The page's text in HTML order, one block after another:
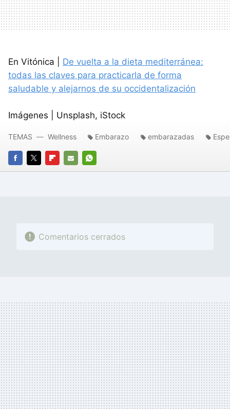
En Vitónica | De vuelta a la dieta mediterránea:
todas las claves para practicarla de forma
saludable y alejarnos de su occidentalización
Imágenes | Unsplash, iStock
FACEBOOK
TWITTERFLIPBOARD
E-
WHATSAPP
TEMAS Wellness Embarazo embarazadas
Comentarios cerrados